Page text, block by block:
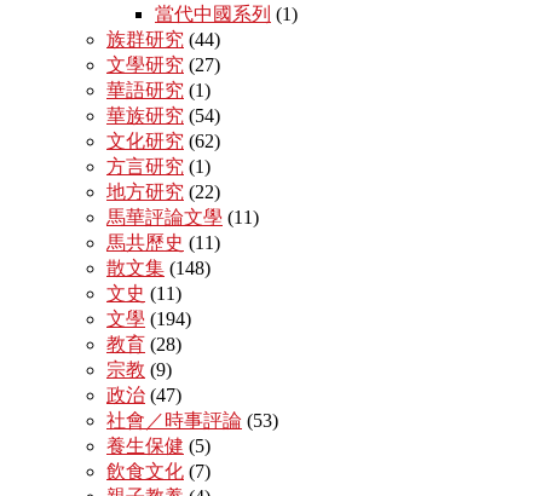
當代中國系列 (1)
族群研究 (44)
文學研究 (27)
華語研究 (1)
華族研究 (54)
文化研究 (62)
方言研究 (1)
地方研究 (22)
馬華評論文學 (11)
馬共歷史 (11)
散文集 (148)
文史 (11)
文學 (194)
教育 (28)
宗教 (9)
政治 (47)
社會／時事評論 (53)
養生保健 (5)
飲食文化 (7)